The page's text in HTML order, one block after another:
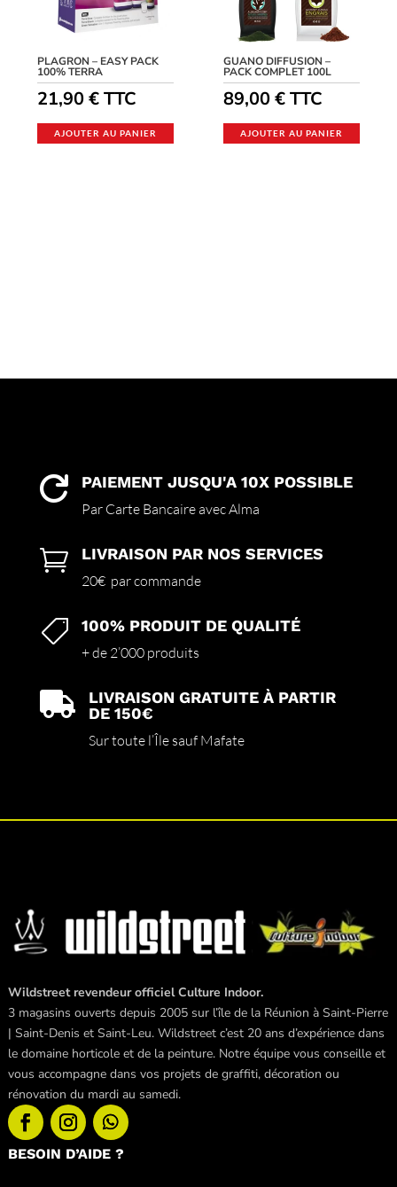
PLAGRON – EASY PACK
100% TERRA
21,90€ TTC
AJOUTER AU PANIER
GUANO DIFFUSION –
PACK COMPLET 100L
89,00€TTC
AJOUTER AU PANIER
 PAIEMENT JUSQU'A 10X POSSIBLE
Par Carte Bancaire avec Alma
 LIVRAISON PAR NOS SERVICES
20€ par commande
 100% PRODUIT DE QUALITÉ
+ de 2’000 produits

LIVRAISON GRATUITE À PARTIR
DE 150€
Sur toute l’Île sauf Mafate
Wildstreet revendeur officiel Culture Indoor.
3 magasins ouverts depuis 2005 sur l’île de la Réunion à Saint-Pierre
| Saint-Denis et Saint-Leu. Wildstreet c’est 20 ans d’expérience dans
le domaine horticole et de la peinture. Notre équipe vous conseille et
vous accompagne dans vos projets de graffiti, décoration ou
rénovation du mardi au samedi.
BESOIN D’AIDE ?